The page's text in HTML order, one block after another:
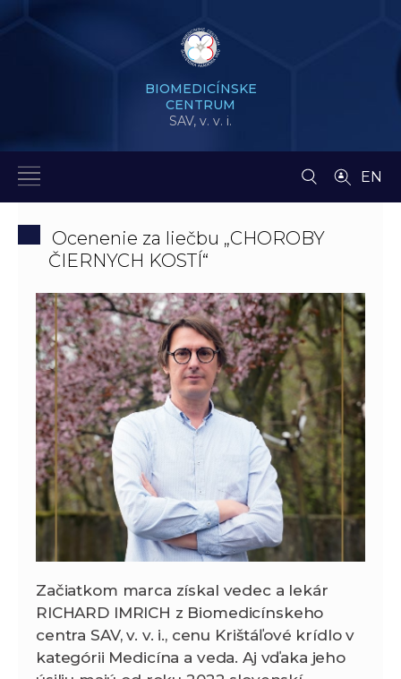
BIOMEDICÍNSKE
CENTRUM
SAV, v. v. i.
EN
Ocenenie za liečbu „CHOROBY
ČIERNYCH KOSTÍ“
Začiatkom marca získal vedec a lekár
RICHARD IMRICH z Biomedicínskeho
centra SAV, v. v. i., cenu Krištáľové krídlo v
kategórii Medicína a veda. Aj vďaka jeho